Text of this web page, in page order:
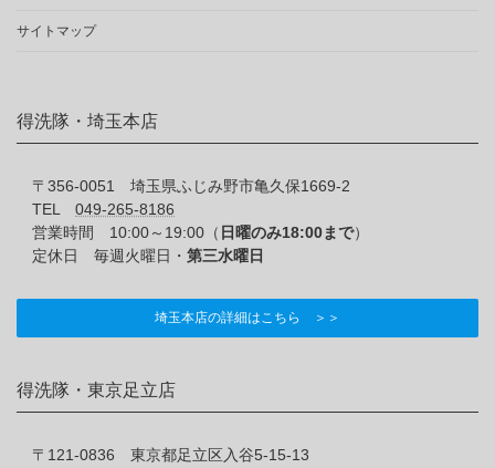
サイトマップ
得洗隊・埼玉本店
〒356-0051 埼玉県ふじみ野市亀久保1669-2
TEL 049-265-8186
営業時間 10:00～19:00（ 日曜のみ18:00まで）
定休日 毎週火曜日・ 第三水曜日
埼玉本店の詳細はこちら ＞＞
得洗隊・東京足立店
〒121-0836 東京都足立区入谷5-15-13